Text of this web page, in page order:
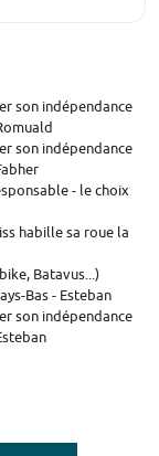
son indépendance
son indépendance
- le choix
habille sa roue la
Batavus...)
Bas - Esteban
son indépendance